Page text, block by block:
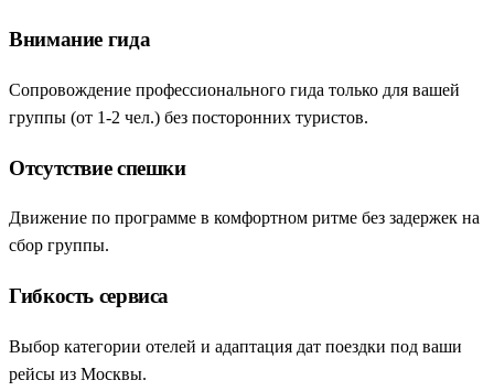
Внимание гида
Сопровождение профессионального гида только для вашей
группы (от 1-2 чел.) без посторонних туристов.
Отсутствие спешки
Движение по программе в комфортном ритме без задержек на
сбор группы.
Гибкость сервиса
Выбор категории отелей и адаптация дат поездки под ваши
рейсы из Москвы.